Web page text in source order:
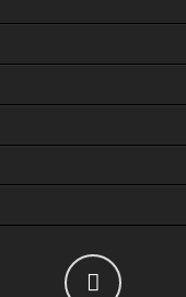
Do 03.09.2026 - So 06.09.2026
Hamburg